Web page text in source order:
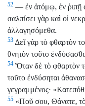
52 — ἐν ἀτόμῳ, ἐν ῥιπῇ
σαλπίσει γὰρ καὶ οἱ
ἀλλαγησόμεθα.
53 Δεῖ γὰρ τὸ φθαρτὸν
θνητὸν τοῦτο
54 Ὅταν δὲ τὸ φθαρτὸν
τοῦτο ἐνδύσηται
γεγραμμένος·
55 «Ποῦ σου, Θάνατε,